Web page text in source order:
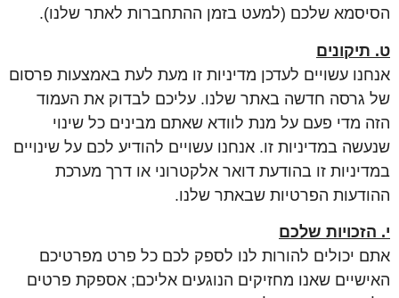
הסיסמא שלכם (למעט בזמן ההתחברות לאתר שלנו).
ט. תיקונים
אנחנו עשויים לעדכן מדיניות זו מעת לעת באמצעות פרסום
של גרסה חדשה באתר שלנו. עליכם לבדוק את העמוד
הזה מדי פעם על מנת לוודא שאתם מבינים כל שינוי
שנעשה במדיניות זו. אנחנו עשויים להודיע לכם על שינויים
במדיניות זו בהודעת דואר אלקטרוני או דרך מערכת
ההודעות הפרטיות שבאתר שלנו.
י. הזכויות שלכם
אתם יכולים להורות לנו לספק לכם כל פרט מפרטיכם
האישיים שאנו מחזיקים הנוגעים אליכם; אספקת פרטים